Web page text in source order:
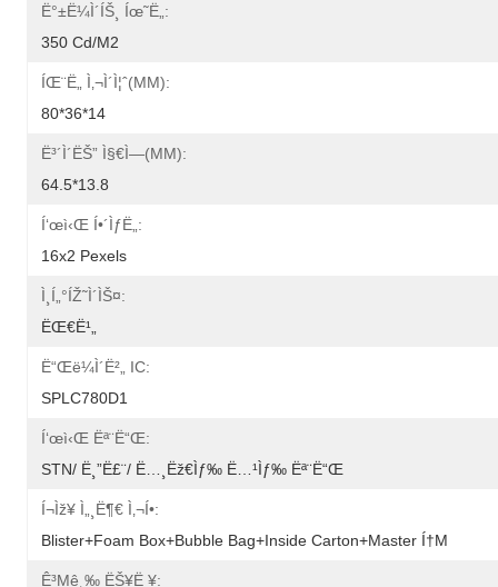
Ë°±ë¼ì´íŠ¸ Íœ˜ë„:
350 Cd/m2
ÍŒ¨ë„ Ì‚¬ì´ì¦ˆ(MM):
80*36*14
Ë³´ì´ëŠ” Ì§€ì—­(MM):
64.5*13.8
Í‘œì‹œ Í•´ìƒë„:
16x2 Pexels
Ì¸í„°íŽ˜ì´ìŠ¤:
ËŒ€ë¹„
Ë“œë¼ì´ë²„ IC:
SPLC780D1
Í‘œì‹œ Ëª¨ë“œ:
STN/ Ë¸”ë£¨/ Ë…¸ëž€ìƒ‰ Ë…¹ìƒ‰ Ëª¨ë“œ
Í¬ìž¥ Ì„¸ë¶€ Ì‚¬í•­:
Blister+foam Box+bubble Bag+inside Carton+master Í†µ
Ê³µê¸‰ ËŠ¥ë ¥: